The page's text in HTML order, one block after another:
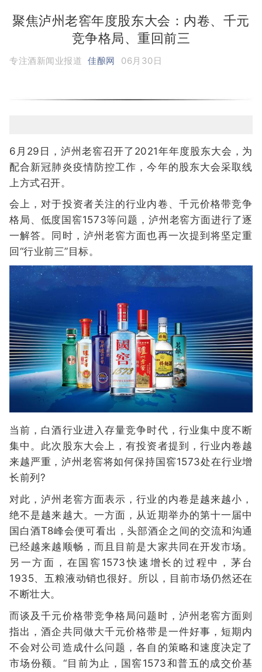
聚焦泸州老窖年度股东大会：内卷、千元
竞争格局、重回前三
专注酒新闻业报道 佳酿网 06月30日
6月29日，泸州老窖召开了2021年年度股东大会，为
配合新冠肺炎疫情防控工作，今年的股东大会采取线
上方式召开。
会上，对于投资者关注的行业内卷、千元价格带竞争
格局、低度国窖1573等问题，泸州老窖方面进行了逐
一解答。同时，泸州老窖方面也再一次提到将坚定重
回“行业前三”目标。
当前，白酒行业进入存量竞争时代，行业集中度不断
集中。此次股东大会上，有投资者提到，行业内卷越
来越严重，泸州老窖将如何保持国窖1573处在行业增
长前列?
对此，泸州老窖方面表示，行业的内卷是越来越小，
绝不是越来越大。一方面，从近期举办的第十一届中
国白酒T8峰会便可看出，头部酒企之间的交流和沟通
已经越来越顺畅，而且目前是大家共同在开发市场。
另一方面，在国窖1573快速增长的过程中，茅台
1935、五粮液动销也很好。所以，目前市场仍然还在
不断壮大。
而谈及千元价格带竞争格局问题时，泸州老窖方面则
指出，酒企共同做大千元价格带是一件好事，短期内
不会对公司造成什么问题，各自的策略和速度决定了
市场份额。“目前为止，国窖1573和普五的成交价基